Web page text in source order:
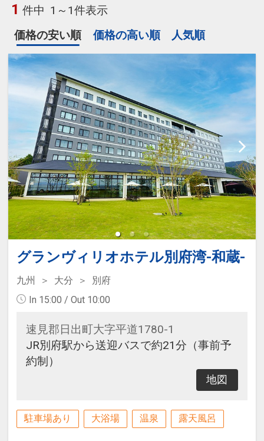
1 件中 1～1件表示
価格の安い順
価格の高い順 人気順
グランヴィリオホテル別府湾-和蔵-
九州 大分
別府
In 15:00 / Out 10:00
速見郡日出町大字平道1780-1
JR別府駅から送迎バスで約21分（事前予
約制）
地図
駐車場あり 大浴場 温泉 露天風呂